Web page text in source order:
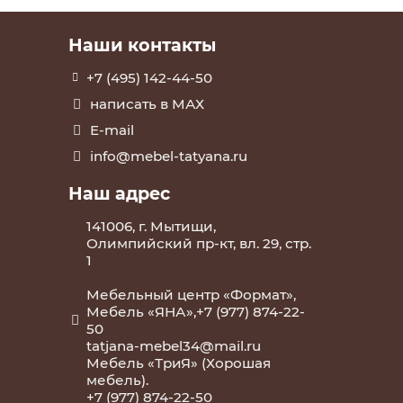
Наши контакты
+7 (495) 142-44-50
написать в МАХ
E-mail
info@mebel-tatyana.ru
Наш адрес
141006, г. Мытищи,
Олимпийский пр-кт, вл. 29, стр.
1
Мебельный центр «Формат»,
Мебель «ЯНА»,+7 (977) 874-22-
50
tatjana-mebel34@mail.ru
Мебель «ТриЯ» (Хорошая
мебель).
+7 (977) 874-22-50